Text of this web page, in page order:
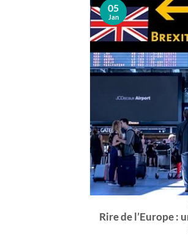
Rire de l’Europe :
05
Jan